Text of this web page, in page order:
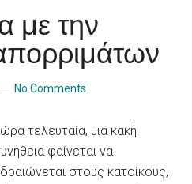
με την
No Comments
τελευταία, μια κακή
φαίνεται να
στους κατοίκους,